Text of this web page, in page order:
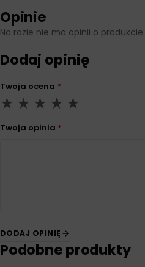
Opinie
Na razie nie ma opinii o produkcie.
Dodaj opinię
Twoja ocena *
Twoja opinia *
DODAJ OPINIĘ
Podobne produkty